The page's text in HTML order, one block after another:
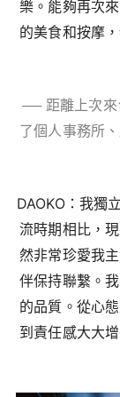
樂。能夠再次
的美食和按摩
── 距離上次來
了個人事務所
DAOKO：我獨
流時期相比，
然非常珍愛我
伴保持聯繫。
的品質。從心
到責任感大大